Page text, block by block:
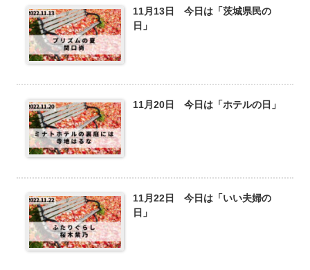
11月13日 今日は「茨城県民の
日」
11月20日 今日は「ホテルの日」
11月22日 今日は「いい夫婦の
日」